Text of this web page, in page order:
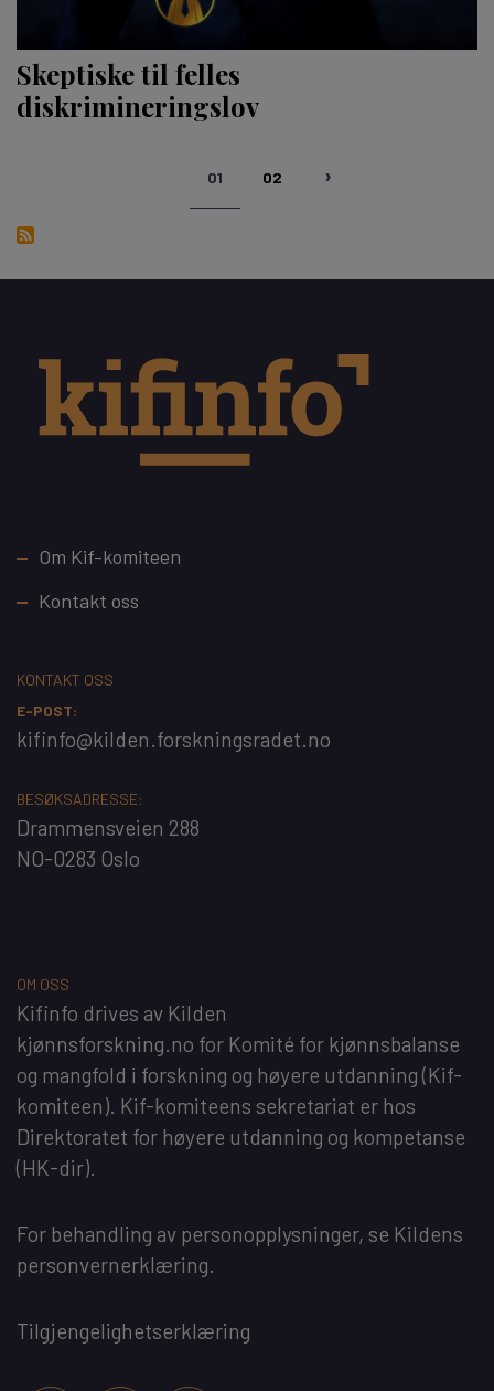
Skeptiske til felles
diskrimineringslov
01 02
Footer
Om Kif-komiteen
Kontakt oss
KONTAKT OSS
E-POST:
kifinfo@kilden.forskningsradet.no
BESØKSADRESSE:
Drammensveien 288
NO-0283 Oslo
OM OSS
Kifinfo drives av Kilden
kjønnsforskning.no for Komité for kjønnsbalanse
og mangfold i forskning og høyere utdanning(Kif-
komiteen). Kif-komiteens sekretariat er hos
Direktoratet for høyere utdanning og kompetanse
(HK-dir).
For behandling av personopplysninger, se Kildens
personvernerklæring.
Tilgjengelighetserklæring